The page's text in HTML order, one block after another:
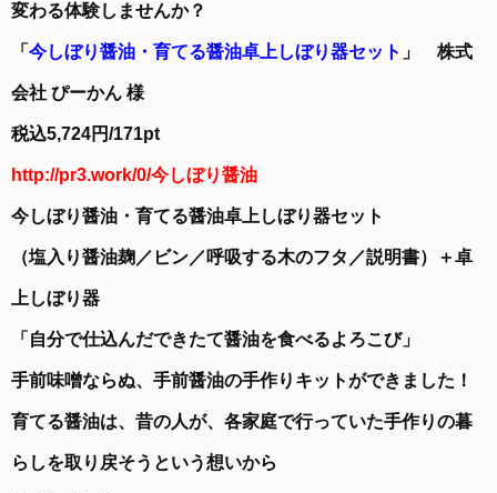
変わる体験しませんか？
「 今しぼり醤油・育てる醤油卓上しぼり器セット 」 株式
会社 ぴーかん 様
税込5,724円/171pt
http://pr3.work/0/今しぼり醤油
今しぼり醤油・育てる醤油卓上しぼり器セット
（塩入り醤油麹／ビン／呼吸する木のフタ／説明書）＋卓
上しぼり器
「自分で仕込んだできたて醤油を食べるよろこび」
手前味噌ならぬ、手前醤油の手作りキットができました！
育てる醤油は、昔の人が、各家庭で行っていた手作りの暮
らしを取り戻そうという想いから